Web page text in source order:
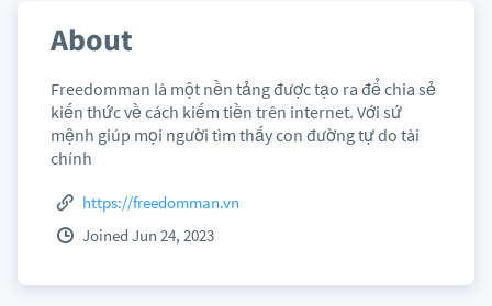
About
Freedomman là một nền tảng được tạo ra để chia sẻ
kiến thức về cách kiếm tiền trên internet. Với sứ
mệnh giúp mọi người tìm thấy con đường tự do tài
chính
https://freedomman.vn
Joined Jun 24, 2023